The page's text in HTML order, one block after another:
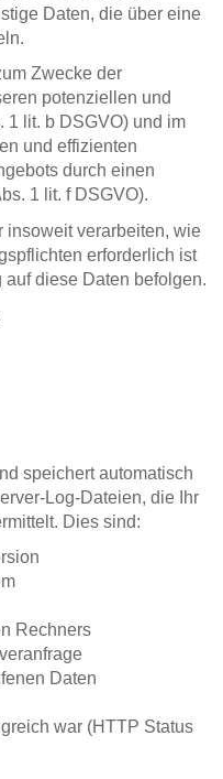
Daten, die über eine
Zwecke der
potenziellen und
1 lit. b DSGVO) und im
und effizienten
durch einen
1 lit. f DSGVO).
insoweit verarbeiten, wie
erforderlich ist
diese Daten befolgen.
speichert automatisch
Log-Dateien, die Ihr
Dies sind:
Rechners
Daten
war (HTTP Status